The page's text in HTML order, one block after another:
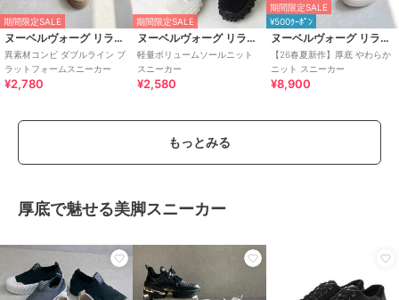
期間限定SALE
ヌーベルヴォーグ リラックス
異素材コンビ ダブルライン プ
ラットフォームスニーカー
¥2,780
期間限定SALE
ヌーベルヴォーグ リラックス
軽量ボリュームソールニット
スニーカー
¥2,580
期間限定SALE
¥500ｸｰﾎﾟﾝ
ヌーベルヴォーグ リラックス
【26春夏新作】厚底 やわらか
ニット スニーカー
¥8,900
もっとみる
厚底で魅せる美脚スニーカー